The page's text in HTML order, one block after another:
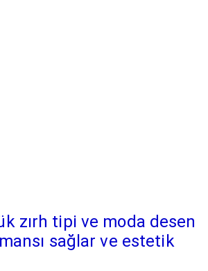
zırh tipi ve moda desen
sağlar ve estetik